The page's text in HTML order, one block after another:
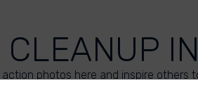
CLEANUP
photos here and inspire others